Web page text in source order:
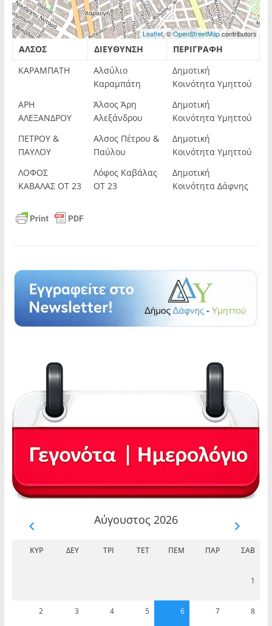
Leaflet, ©OpenStreetMapcontributors
ΑΛΣΟΣ ΔΙΕΥΘΥΝΣΗ
ΠΕΡΙΓΡΑΦΗ
ΚΑΡΑΜΠΑΤΗ
Αλσύλιο
Καραμπάτη
Δημοτική
Κοινότητα Υμηττού
ΑΡΗ
ΑΛΕΞΑΝΔΡΟΥ
Άλσος Άρη
Αλεξάνδρου
Δημοτική
Κοινότητα Υμηττού
ΠΕΤΡΟΥ &
ΠΑΥΛΟΥ
Αλσος Πέτρου &
Παύλου
Δημοτική
Κοινότητα Υμηττού
ΛΟΦΟΣ
ΚΑΒΑΛΑΣ ΟΤ 23
Λόφος Καβάλας
ΟΤ 23
Δημοτική
Κοινότητα Δάφνης
Αύγουστος 2026
ΚΥΡ ΔΕΥ ΤΡΊ ΤΕΤ ΠΈΜ ΠΑΡ ΣΆΒ
1
2 3 4 5 6 7 8